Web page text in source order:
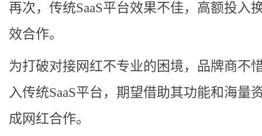
再次，传统SaaS平台效果不佳，高额投入
效合作。
为打破对接网红不专业的困境，品牌商不
入传统SaaS平台，期望借助其功能和海量
成网红合作。